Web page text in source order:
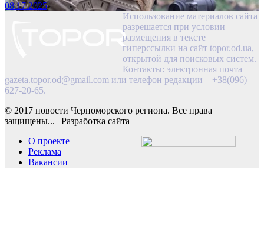
08.17.2025
Использование материалов сайта
разрешается при условии
размещения в тексте
гиперссылки на сайт topor.od.ua,
открытой для поисковых систем.
Контакты: электронная почта
gazeta.topor.od@gmail.com или телефон редакции – +38(096)
627-20-65.
© 2017 новости Черноморского региона. Все права
защищены... | Разработка сайта
О проекте
Реклама
Вакансии